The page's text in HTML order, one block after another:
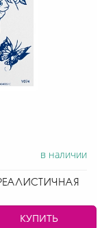
в наличии
КУПИТЬ